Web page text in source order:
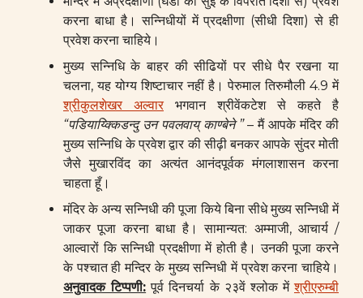
करना बाधा है। सन्निधीयों में प्रदक्षीणा (सीधी दिशा) से ही
प्रवेश करना चाहिये।
मुख्य सन्निधि के बाहर की सीढियों पर सीधे पैर रखना या
चलना, यह योग्य शिष्टाचार नहीं है। पेरुमाल तिरुमौली 4.9 में
श्रीकुलशेखर अल्वारभगवान श्रीवेंकटेश से कहते है
“पडियाय्क्किडन्दु उन पवलवाय् काण्बेने ”– मैं आपके मंदिर की
मुख्य सन्निधि के प्रवेश द्वार की सीढ़ी बनकर आपके सुंदर मोती
जैसे मुखारविंद का अत्यंत आनंदपूर्वक मंगलाशासन करना
चाहता हूँ।
मंदिर के अन्य सन्निधी की पूजा किये बिना सीधे मुख्य सन्निधी में
जाकर पूजा करना बाधा है। सामान्यत: अम्माजी, आचार्य /
आल्वारों कि सन्निधी प्रदक्षीणा में होती है। उनकी पूजा करने
के पश्चात ही मन्दिर के मुख्य सन्निधी में प्रवेश करना चाहिये।
अनुवादक टिप्पणी: पूर्व दिनचर्या के २३वें श्लोक मेंश्रीएरुम्बी